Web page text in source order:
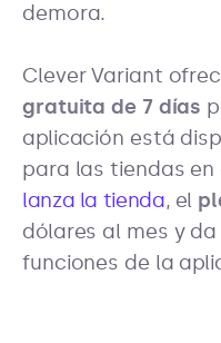
demora.
Clever Variant
gratuita de 7 días
aplicación está
para las tiendas
lanza la tienda, el
dólares al mes y
funciones de la